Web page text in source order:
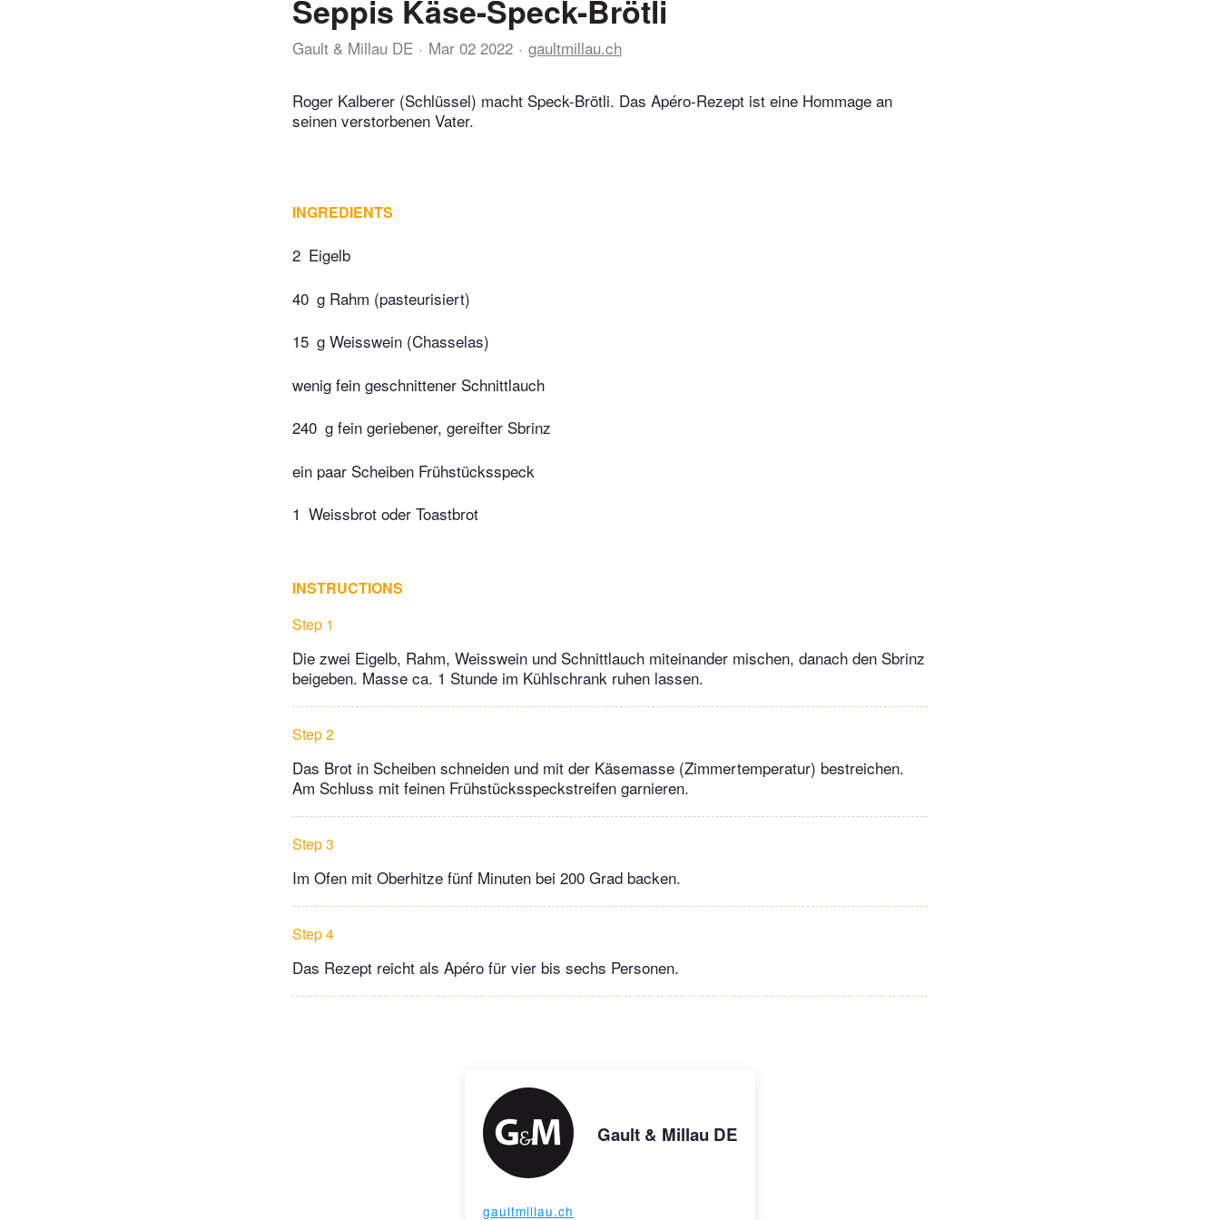
Seppis Käse-Speck-Brötli
Gault & Millau DE Mar 02 2022 gaultmillau.ch
Roger Kalberer (Schlüssel) macht Speck-Brötli. Das Apéro-Rezept ist eine Hommage an
seinen verstorbenen Vater.
INGREDIENTS
2 Eigelb
40 g Rahm (pasteurisiert)
15 g Weisswein (Chasselas)
wenig fein geschnittener Schnittlauch
240 g fein geriebener, gereifter Sbrinz
ein paar Scheiben Frühstücksspeck
1 Weissbrot oder Toastbrot
INSTRUCTIONS
Step 1
Die zwei Eigelb, Rahm, Weisswein und Schnittlauch miteinander mischen, danach den Sbrinz
beigeben. Masse ca. 1 Stunde im Kühlschrank ruhen lassen.
Step 2
Das Brot in Scheiben schneiden und mit der Käsemasse (Zimmertemperatur) bestreichen.
Am Schluss mit feinen Frühstücksspeckstreifen garnieren.
Step 3
Im Ofen mit Oberhitze fünf Minuten bei 200 Grad backen.
Step 4
Das Rezept reicht als Apéro für vier bis sechs Personen.
Gault & Millau DE
gaultmillau.ch